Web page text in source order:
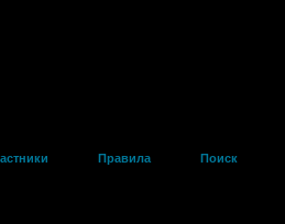
Правила Поиск